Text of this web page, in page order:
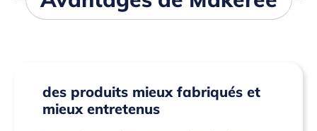
des produits mieux fabriqués et
mieux entretenus